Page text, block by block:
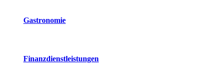
Gastronomie
Finanzdienstleistungen